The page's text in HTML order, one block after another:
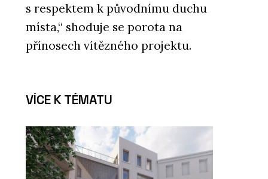
s respektem k původnímu duchu
místa,“ shoduje se porota na
přínosech vítězného projektu.
VÍCE K TÉMATU